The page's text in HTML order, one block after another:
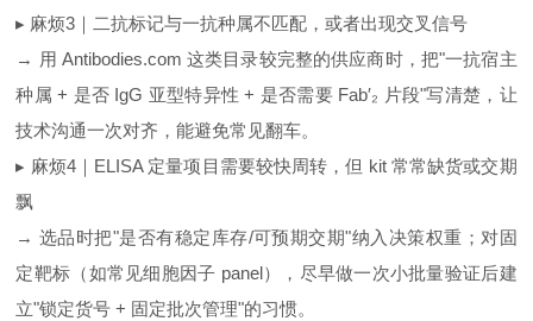
▸ 麻烦3｜二抗标记与一抗种属不匹配，或者出现交叉信号
→ 用 Antibodies.com 这类目录较完整的供应商时，把"一抗宿主
种属 + 是否 IgG 亚型特异性 + 是否需要 Fab′₂ 片段"写清楚，让
技术沟通一次对齐，能避免常见翻车。
▸ 麻烦4｜ELISA 定量项目需要较快周转，但 kit 常常缺货或交期
飘
→ 选品时把"是否有稳定库存/可预期交期"纳入决策权重；对固
定靶标（如常见细胞因子 panel），尽早做一次小批量验证后建
立"锁定货号 + 固定批次管理"的习惯。